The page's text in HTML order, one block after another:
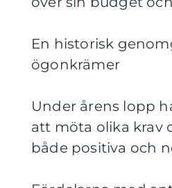
En historisk
ögonkrämer
Under årens lopp
att möta olika krav
både positiva och